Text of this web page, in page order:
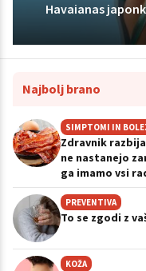
Havaianas
Najbolj brano
SIMPTOMI IN
Zdravnik
ne nastanejo
ga imamo vsi
PREVENTIVA
To se zgodi z
KOŽA